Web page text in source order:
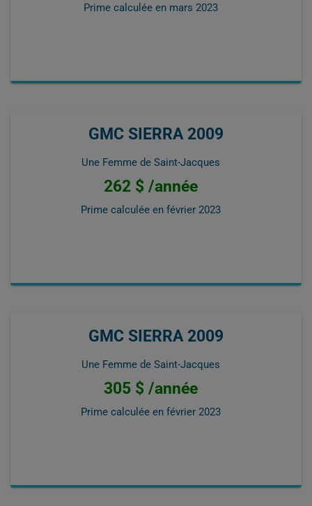
Prime calculée en mars 2023
GMC SIERRA 2009
Une Femme de Saint-Jacques
262 $ /année
Prime calculée en février 2023
GMC SIERRA 2009
Une Femme de Saint-Jacques
305 $ /année
Prime calculée en février 2023